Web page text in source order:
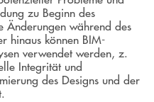
zu Beginn des
Änderungen während des
hinaus können BIM-
verwendet werden, z.
Integrität und
des Designs und der